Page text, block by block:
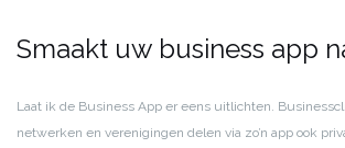
Smaakt uw business app
Laat ik de Business App er eens uitlichten.
netwerken en verenigingen delen via zo’n app ook